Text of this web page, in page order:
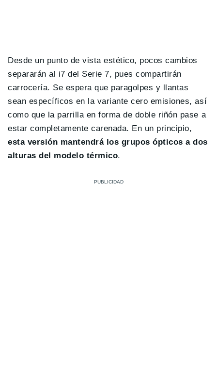
Desde un punto de vista estético, pocos cambios
separarán al i7 del Serie 7, pues compartirán
carrocería. Se espera que paragolpes y llantas
sean específicos en la variante cero emisiones, así
como que la parrilla en forma de doble riñón pase a
estar completamente carenada. En un principio,
esta versión mantendrá los grupos ópticos a dos
alturas del modelo térmico.